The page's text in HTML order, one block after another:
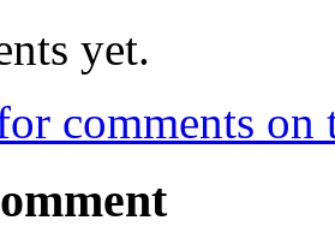
yet.
comments on